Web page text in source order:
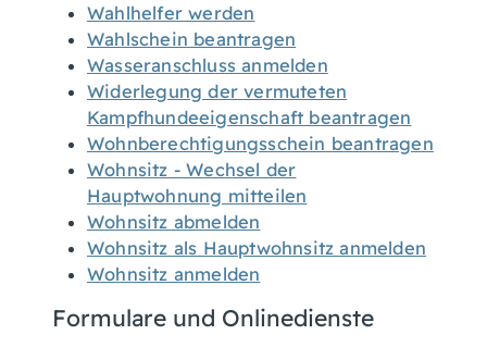
Wahlhelfer werden
Wahlschein beantragen
Wasseranschluss anmelden
Widerlegung der vermuteten
Kampfhundeeigenschaft beantragen
Wohnberechtigungsschein beantragen
Wohnsitz - Wechsel der
Hauptwohnung mitteilen
Wohnsitz abmelden
Wohnsitz als Hauptwohnsitz anmelden
Wohnsitz anmelden
Formulare und Onlinedienste